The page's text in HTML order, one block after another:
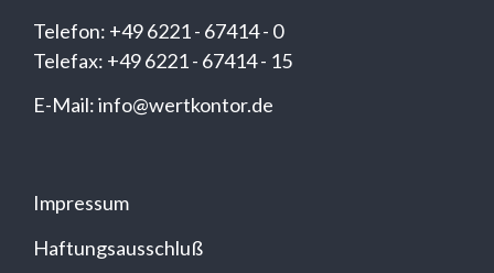
Telefon: +49 6221 - 67414 - 0
Telefax: +49 6221 - 67414 - 15
E-Mail: info@wertkontor.de
Impressum
Haftungsausschluß